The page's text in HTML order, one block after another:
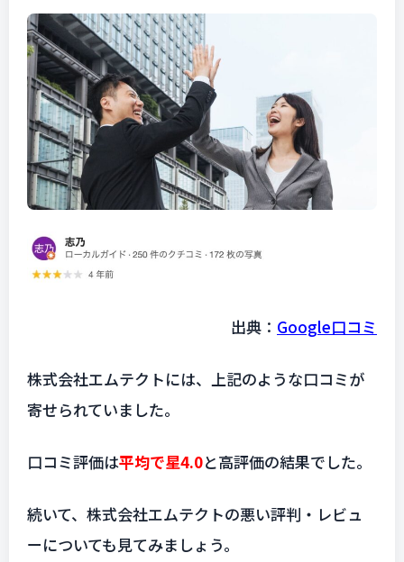
出典： Google口コミ
株式会社エムテクトには、上記のような口コミが
寄せられていました。
口コミ評価は平均で星4.0と高評価の結果でした。
続いて、株式会社エムテクトの悪い評判・レビュ
ーについても見てみましょう。